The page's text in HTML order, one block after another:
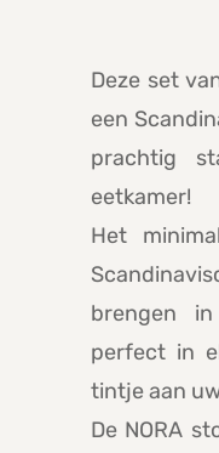
Deze set
een
prachtig
eetkamer!
Het
brengen
perfect in
tintje aan
De NORA